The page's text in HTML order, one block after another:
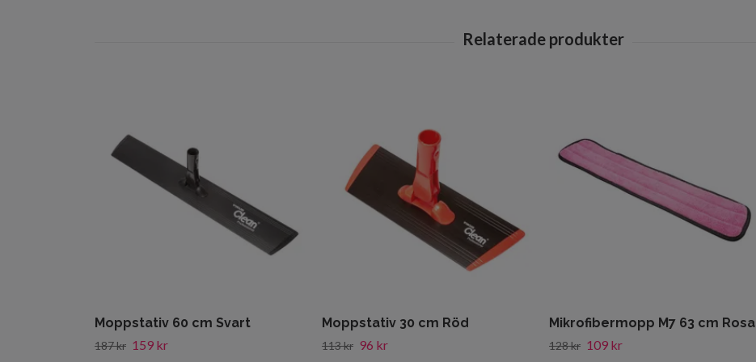
Moppstativ 60 cm Svart
187 kr 159 kr
Moppstativ 30 cm Röd
113 kr 96 kr
Mikrofibermopp M7 63 cm Rosa
128 kr 109 kr